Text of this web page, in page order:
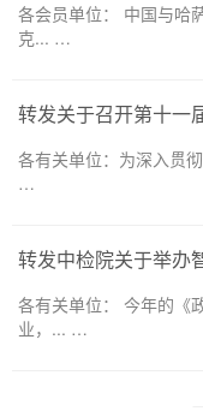
各会员单位： 中国与哈
克... …
各有关单位：为深入贯
…
各有关单位： 今年的《
业，... …